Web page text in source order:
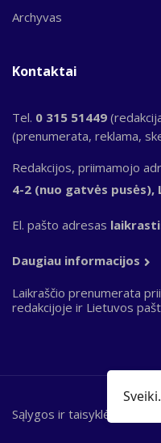
Archyvas
Kontaktai
Tel. 0 315 51449
(prenumerata, reklama,
Redakcijos, priimamojo
4-2 (nuo gatvės pusės),
El. pašto adresas
Daugiau informacijos
Laikraščio prenumerata
redakcijoje ir Lietuvos
Bottom
Sąlygos ir taisyklės